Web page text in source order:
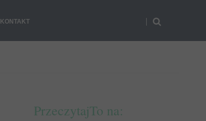
KONTAKT
PrzeczytajTo na: